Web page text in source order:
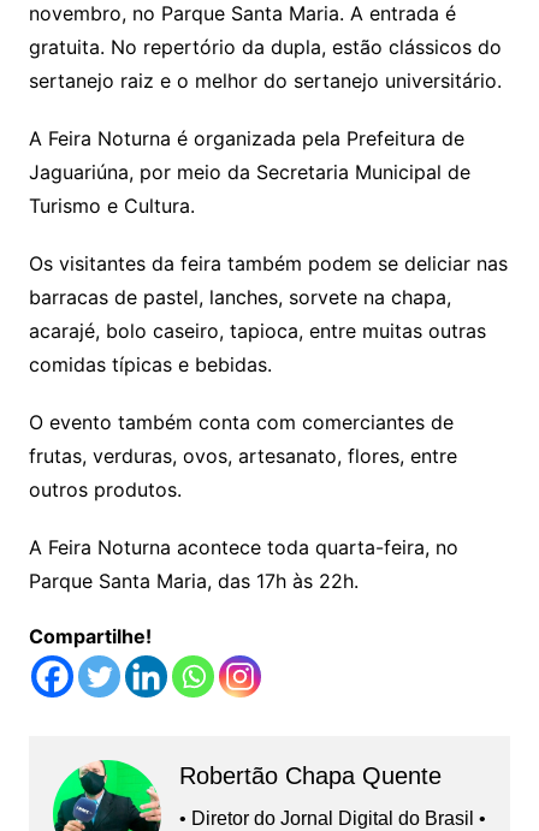
novembro, no Parque Santa Maria. A entrada é
gratuita. No repertório da dupla, estão clássicos do
sertanejo raiz e o melhor do sertanejo universitário.
A Feira Noturna é organizada pela Prefeitura de
Jaguariúna, por meio da Secretaria Municipal de
Turismo e Cultura.
Os visitantes da feira também podem se deliciar nas
barracas de pastel, lanches, sorvete na chapa,
acarajé, bolo caseiro, tapioca, entre muitas outras
comidas típicas e bebidas.
O evento também conta com comerciantes de
frutas, verduras, ovos, artesanato, flores, entre
outros produtos.
A Feira Noturna acontece toda quarta-feira, no
Parque Santa Maria, das 17h às 22h.
Compartilhe!
Robertão Chapa Quente
• Diretor do Jornal Digital do Brasil •